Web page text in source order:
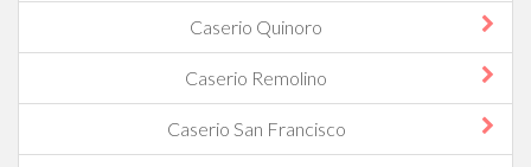
Caserio Quinoro
Caserio Remolino
Caserio San Francisco